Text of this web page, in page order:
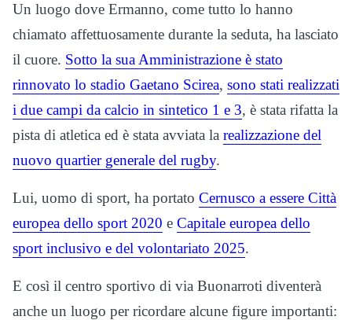
Un luogo dove Ermanno, come tutto lo hanno
chiamato affettuosamente durante la seduta, ha lasciato
il cuore. Sotto la sua Amministrazione è stato
rinnovato lo stadio Gaetano Scirea, sono stati realizzati
i due campi da calcio in sintetico 1 e 3, è stata rifatta la
pista di atletica ed è stata avviata la realizzazione del
nuovo quartier generale del rugby.
Lui, uomo di sport, ha portato Cernusco a essere Città
europea dello sport 2020 e Capitale europea dello
sport inclusivo e del volontariato 2025.
E così il centro sportivo di via Buonarroti diventerà
anche un luogo per ricordare alcune figure importanti: